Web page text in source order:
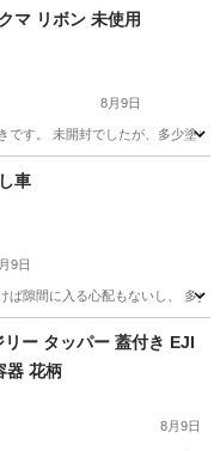
マ リボン 未使用
8月9日
です。 未開封でしたが、多少塗
用ボール 回し車
9日
ば隙間に入る心配もないし、 多
リー タッパー 蓋付き EJI
器 花柄
8月9日